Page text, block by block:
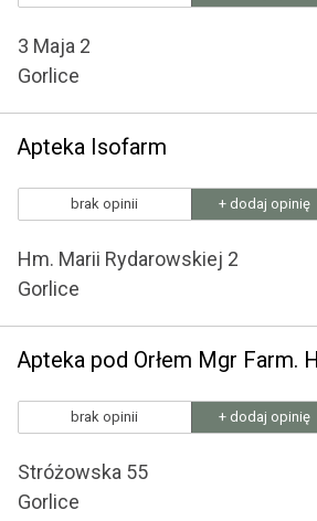
3 Maja 2
Gorlice
Apteka Isofarm
brak opinii + dodaj opinię
Hm. Marii Rydarowskiej 2
Gorlice
brak opinii + dodaj opinię
Stróżowska 55
Gorlice